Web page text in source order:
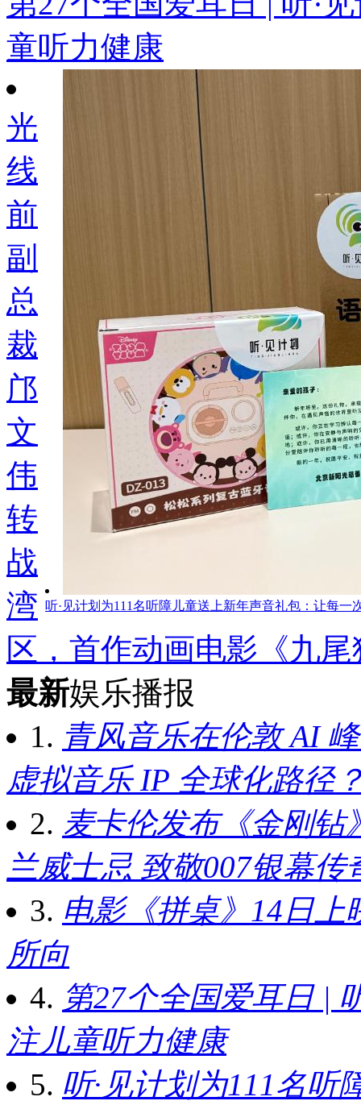
童听力健康
听·见计划为111名听障儿童送上新年声音礼包：让每一
光
线
前
副
总
裁
邝
文
伟
转
战
湾
区，首作动画电影《九尾
最新娱乐播报
1. 青风音乐在伦敦 AI
虚拟音乐 IP 全球化路径
2. 麦卡伦发布《金刚钻
兰威士忌 致敬007银幕
3. 电影《拼桌》14日
所向
4. 第27个全国爱耳日 |
注儿童听力健康
5. 听·见计划为111名听